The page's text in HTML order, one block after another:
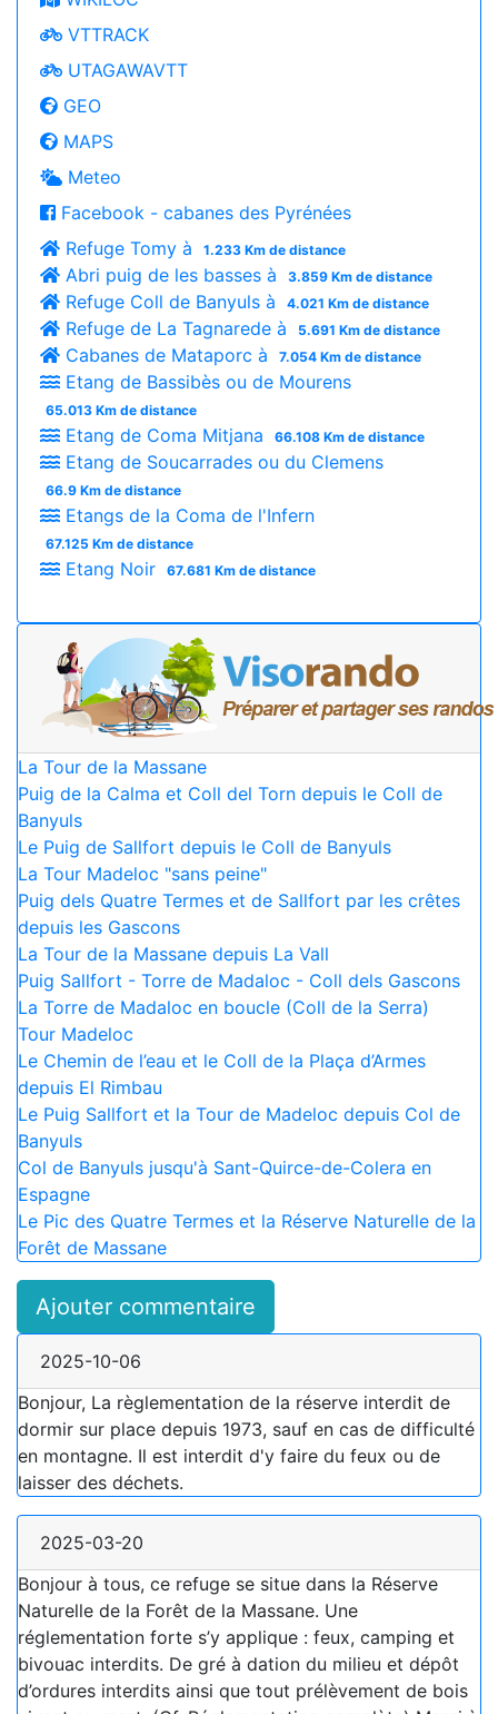
VTTRACK
UTAGAWAVTT
GEO
MAPS
Meteo
Facebook - cabanes des Pyrénées
Refuge Tomy à
1.233 Km de distance
Abri puig de les basses à 3.859 Km de distance
Refuge Coll de Banyuls à 4.021 Km de distance
Refuge de La Tagnarede à 5.691 Km de distance
Cabanes de Mataporc à 7.054 Km de distance
Etang de Bassibès ou de Mourens
65.013 Km de distance
Etang de Coma Mitjana 66.108 Km de distance
Etang de Soucarrades ou du Clemens
66.9 Km de distance
Etangs de la Coma de l'Infern
67.125 Km de distance
Etang Noir 67.681 Km de distance
La Tour de la Massane
Puig de la Calma et Coll del Torn depuis le Coll de
Banyuls
Le Puig de Sallfort depuis le Coll de Banyuls
La Tour Madeloc "sans peine"
Puig dels Quatre Termes et de Sallfort par les crêtes
depuis les Gascons
La Tour de la Massane depuis La Vall
Puig Sallfort - Torre de Madaloc - Coll dels Gascons
La Torre de Madaloc en boucle (Coll de la Serra)
Tour Madeloc
Le Chemin de l’eau et le Coll de la Plaça d’Armes
depuis El Rimbau
Le Puig Sallfort et la Tour de Madeloc depuis Col de
Banyuls
Col de Banyuls jusqu'à Sant-Quirce-de-Colera en
Espagne
Le Pic des Quatre Termes et la Réserve Naturelle de la
Forêt de Massane
Ajouter commentaire
2025-10-06
Bonjour, La règlementation de la réserve interdit de
dormir sur place depuis 1973, sauf en cas de difficulté
en montagne. Il est interdit d'y faire du feux ou de
laisser des déchets.
2025-03-20
Bonjour à tous, ce refuge se situe dans la Réserve
Naturelle de la Forêt de la Massane. Une
réglementation forte s’y applique : feux, camping et
bivouac interdits. De gré à dation du milieu et dépôt
d’ordures interdits ainsi que tout prélèvement de bois